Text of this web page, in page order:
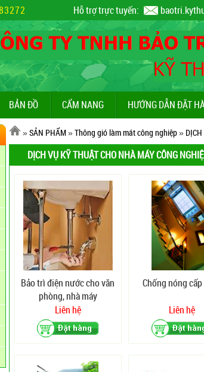
Hỗ trợ trực tuyến:
BẢN ĐỒ CẨM NANG HƯỚNG DẪN ĐẶT
»SẢN PHẨM»Thông gió làm mát công nghiệp»
DỊCH VỤ KỸ THUẬT CHO NHÀ MÁY CÔNG
Bảo trì điện nước cho văn
phòng, nhà máy
Liên hệ
Chống nóng
Liên hệ